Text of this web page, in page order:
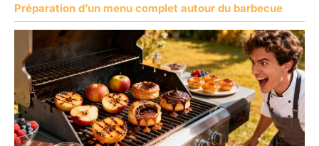
Préparation d’un menu complet autour du barbecue